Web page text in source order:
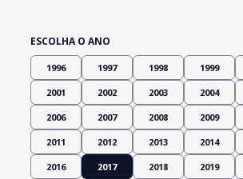
ESCOLHA O ANO
1996 1997 1998 1999
2001 2002 2003 2004
2006 2007 2008 2009
2011 2012 2013 2014
2016 2017 2018 2019